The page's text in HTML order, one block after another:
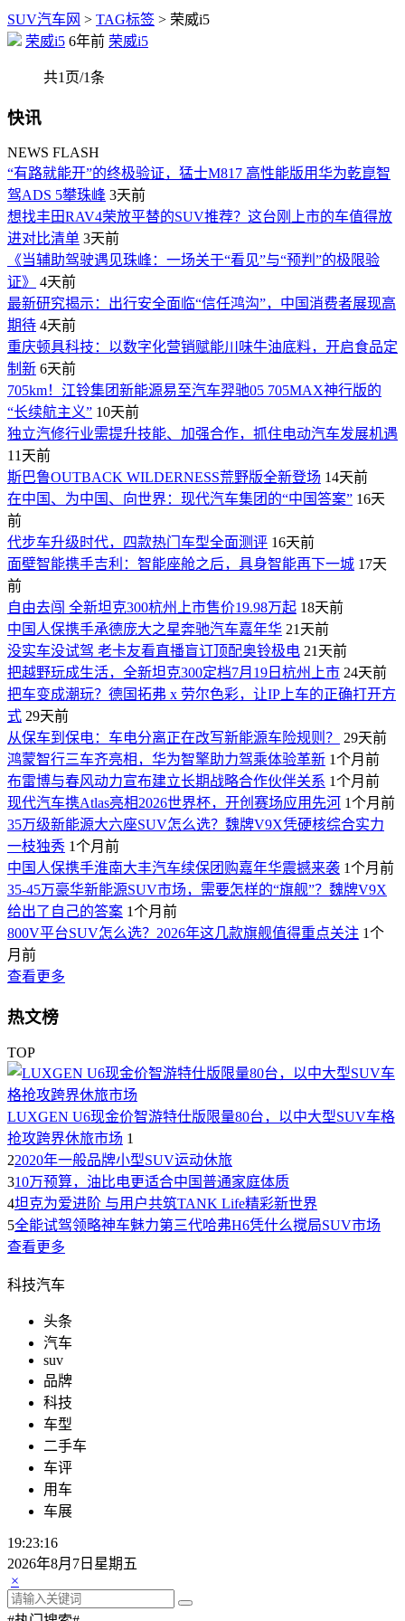
SUV汽车网 > TAG标签 > 荣威i5
荣威i5 6年前 荣威i5
共1页/1条
快讯
NEWS FLASH
“有路就能开”的终极验证，猛士M817 高性能版用华为乾崑智
驾ADS 5攀珠峰 3天前
想找丰田RAV4荣放平替的SUV推荐？这台刚上市的车值得放
进对比清单 3天前
《当辅助驾驶遇见珠峰：一场关于“看见”与“预判”的极限验
证》
4天前
最新研究揭示：出行安全面临“信任鸿沟”，中国消费者展现高
期待 4天前
重庆顿具科技：以数字化营销赋能川味牛油底料，开启食品定
制新 6天前
705km！江铃集团新能源易至汽车羿驰05 705MAX神行版的
“长续航主义” 10天前
独立汽修行业需提升技能、加强合作，抓住电动汽车发展机遇
11天前
斯巴鲁OUTBACK WILDERNESS荒野版全新登场 14天前
在中国、为中国、向世界：现代汽车集团的“中国答案” 16天
前
代步车升级时代，四款热门车型全面测评 16天前
面壁智能携手吉利：智能座舱之后，具身智能再下一城 17天
前
自由去闯 全新坦克300杭州上市售价19.98万起 18天前
中国人保携手承德庞大之星奔驰汽车嘉年华 21天前
没实车没试驾 老卡友看直播盲订顶配奥铃极电 21天前
把越野玩成生活，全新坦克300定档7月19日杭州上市 24天前
​把车变成潮玩？德国拓弗 x 劳尔色彩，让IP上车的正确打开方
式 29天前
从保车到保电：车电分离正在改写新能源车险规则？
29天前
鸿蒙智行三车齐亮相，华为智擎助力驾乘体验革新 1个月前
布雷博与春风动力宣布建立长期战略合作伙伴关系 1个月前
现代汽车携Atlas亮相2026世界杯，开创赛场应用先河 1个月前
35万级新能源大六座SUV怎么选？魏牌V9X凭硬核综合实力
一枝独秀 1个月前
中国人保携手淮南大丰汽车续保团购嘉年华震撼来袭 1个月前
35-45万豪华新能源SUV市场，需要怎样的“旗舰”？魏牌V9X
给出了自己的答案 1个月前
800V平台SUV怎么选？2026年这几款旗舰值得重点关注 1个
月前
查看更多
热文榜
TOP
LUXGEN U6现金价智游特仕版限量80台，以中大型SUV车格
抢攻跨界休旅市场 1
22020年一般品牌小型SUV运动休旅
310万预算，油比电更适合中国普通家庭体质
4坦克为爱进阶 与用户共筑TANK Life精彩新世界
5全能试驾领略神车魅力第三代哈弗H6凭什么搅局SUV市场
查看更多
科技汽车
头条
汽车
suv
品牌
科技
车型
二手车
车评
用车
车展
19:23:16
2026年8月7日星期五
×